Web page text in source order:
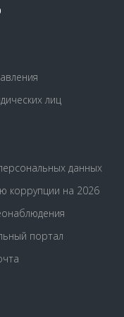
лиц
данных
коррупции на 2026
портал